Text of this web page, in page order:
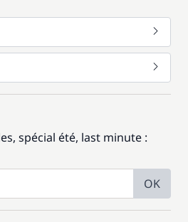
spécial été, last minute :
OK